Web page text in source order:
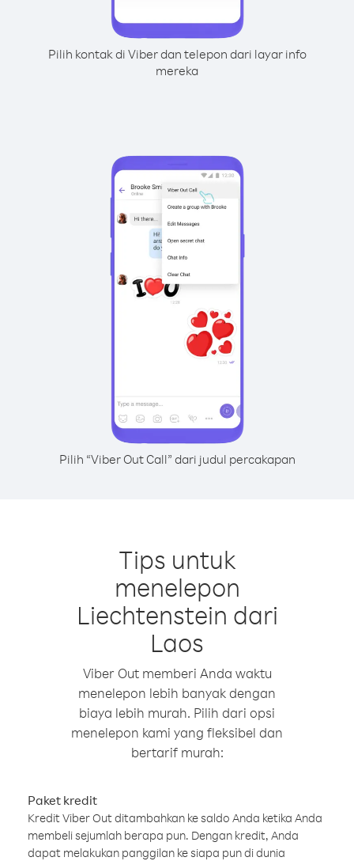
Pilih kontak di Viber dan telepon dari layar info
mereka
Pilih “Viber Out Call” dari judul percakapan
Tips untuk
menelepon
Liechtenstein dari
Laos
Viber Out memberi Anda waktu
menelepon lebih banyak dengan
biaya lebih murah. Pilih dari opsi
menelepon kami yang fleksibel dan
bertarif murah:
Paket kredit
Kredit Viber Out ditambahkan ke saldo Anda ketika Anda
membeli sejumlah berapa pun. Dengan kredit, Anda
dapat melakukan panggilan ke siapa pun di dunia